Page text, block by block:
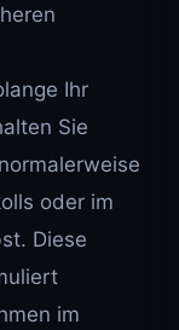
Ihr
Sie
oder im
Diese
im